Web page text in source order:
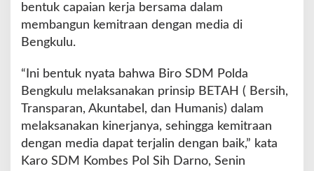
bentuk capaian kerja bersama dalam
membangun kemitraan dengan media di
Bengkulu.
“Ini bentuk nyata bahwa Biro SDM Polda
Bengkulu melaksanakan prinsip BETAH ( Bersih,
Transparan, Akuntabel, dan Humanis) dalam
melaksanakan kinerjanya, sehingga kemitraan
dengan media dapat terjalin dengan baik,” kata
Karo SDM Kombes Pol Sih Darno, Senin